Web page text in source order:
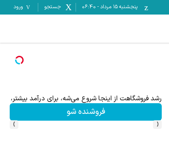
پنجشنبه ۱۵ مرداد -
06:40 جستجو ورود
رشد فروشگاهت از اینجا شروع می‌شه، برای درآمد بیشتر،
فروشنده شو
‹
›